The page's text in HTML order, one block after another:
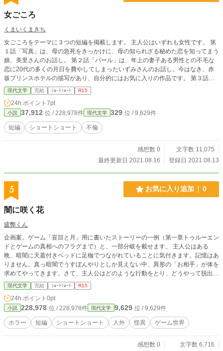
女ごころ
くまいくまきち
女ごころをテーマに３つの短編を掲載します。 主人公はいずれも女性です。 第
１話「写真」は、母の急死をきっかけに、母の知られざる秘めた恋を知ってまう
娘、美里さんのお話し。 第２話「パール」は、年上の妻子ある男性との不毛な
恋に20代の多くの月日を費やしてしまったいずみさんのお話し。今はなき、赤
坂プリンスホテルの描写があり、自分的にはお気に入りの作品です。 第３話
「星降る夜」は、年下の男性との恋を、彼を愛するが故にあきらめようとする優
季子さんのお話しです。 三者三様の恋愛模様です。
現代文学 完結 ｼｮｰﾄｼｮｰﾄ R15
24h.ポイント 7pt
小説 37,912 位 / 228,978件 現代文学 329 位 / 9,629件
短編 ショートショート 不倫
感想数 0
文字数 11,075
最終更新日 2021.08.16
登録日 2021.08.13
5 お気に入り追加 0
闇に咲く花
疲弊くん
企画案。ゲーム「盲目と月」用に書いたストーリーの一例（第一章トゥルーエン
ドとゲームの真相へのフラグまで）と、一部分岐を載せます。 主人公はある
晩、暗闇に天蓋付きベッドに足枷でつながれていることに気付きます。記憶はあ
りません。真っ暗闇でうすぼんやりとしか見えない中、異形の「お相手」が体を
求めてやってきます。さて、主人公はどのような行動をとり、どうやって脱出す
るのでしょうか。 (C)疲弊くん2025
現代文学 完結 ｼｮｰﾄｼｮｰﾄ R15
24h.ポイント 0pt
小説 228,978 位 / 228,978件 現代文学 9,629 位 / 9,629件
ホラー 短編 ショートショート 人外 怪異 ゲーム世界
感想数 0
文字数 6,716